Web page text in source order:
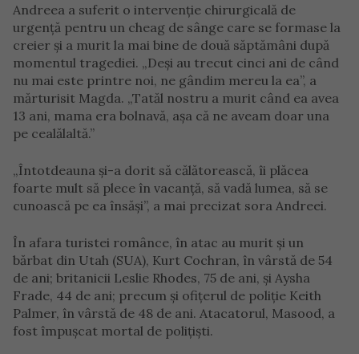
Andreea a suferit o intervenție chirurgicală de
urgență pentru un cheag de sânge care se formase la
creier și a murit la mai bine de două săptămâni după
momentul tragediei. „Deși au trecut cinci ani de când
nu mai este printre noi, ne gândim mereu la ea”, a
mărturisit Magda. „Tatăl nostru a murit când ea avea
13 ani, mama era bolnavă, așa că ne aveam doar una
pe cealălaltă.”
„Întotdeauna și-a dorit să călătorească, îi plăcea
foarte mult să plece în vacanță, să vadă lumea, să se
cunoască pe ea însăși”, a mai precizat sora Andreei.
În afara turistei românce, în atac au murit și un
bărbat din Utah (SUA), Kurt Cochran, în vârstă de 54
de ani; britanicii Leslie Rhodes, 75 de ani, și Aysha
Frade, 44 de ani; precum și ofițerul de poliție Keith
Palmer, în vârstă de 48 de ani. Atacatorul, Masood, a
fost împușcat mortal de polițiști.